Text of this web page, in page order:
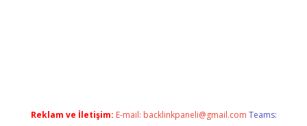
Reklam ve İletişim: E-mail: backlinkpaneli@gmail.com Teams: